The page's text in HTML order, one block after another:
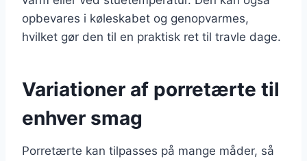
opbevares i køleskabet og genopvarmes,
hvilket gør den til en praktisk ret til travle dage.
Variationer af porretærte til
enhver smag
Porretærte kan tilpasses på mange måder, så